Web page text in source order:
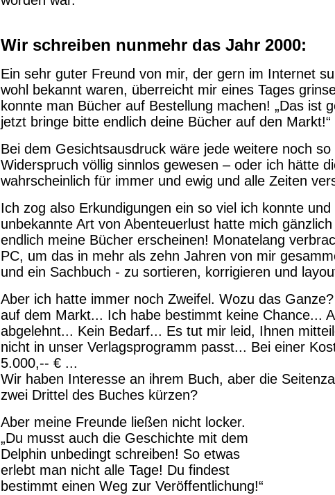
Wir schreiben nunmehr das Jahr 2000:
Ein sehr guter Freund von mir, der gern im Internet
wohl bekannt waren, überreicht mir eines Tages
konnte man Bücher auf Bestellung machen! „Das ist
jetzt bringe bitte endlich deine Bücher auf den Markt!“
Bei dem Gesichtsausdruck wäre jede weitere noch
Widerspruch völlig sinnlos gewesen – oder ich hätte
wahrscheinlich für immer und ewig und alle Zeiten
Ich zog also Erkundigungen ein so viel ich konnte
unbekannte Art von Abenteuerlust hatte mich
endlich meine Bücher erscheinen! Monatelang
PC, um das in mehr als zehn Jahren von mir
und ein Sachbuch - zu sortieren, korrigieren und
Aber ich hatte immer noch Zweifel. Wozu das
auf dem Markt... Ich habe bestimmt keine Chance...
abgelehnt... Kein Bedarf... Es tut mir leid, Ihnen
nicht in unser Verlagsprogramm passt... Bei einer
5.000,-- € ...
Wir haben Interesse an ihrem Buch, aber die
zwei Drittel des Buches kürzen?
Aber meine Freunde ließen nicht locker.
„Du musst auch die Geschichte mit dem
Delphin unbedingt schreiben! So etwas
erlebt man nicht alle Tage! Du findest
bestimmt einen Weg zur Veröffentlichung!“